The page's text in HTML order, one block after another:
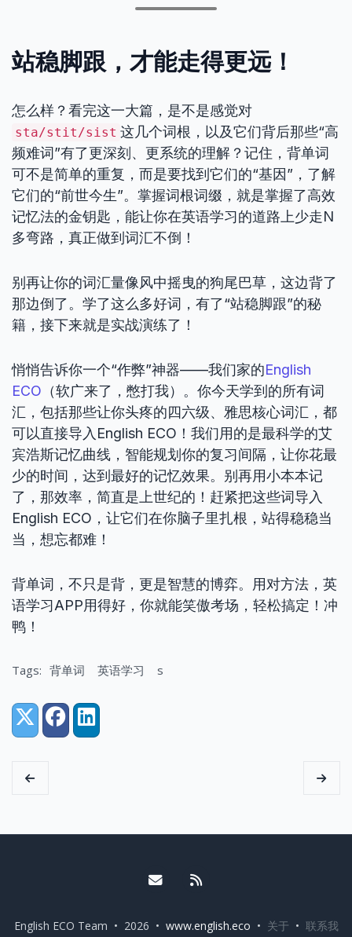
站稳脚跟，才能走得更远！
怎么样？看完这一大篇，是不是感觉对
sta/stit/sist 这几个词根，以及它们背后那些“高
频难词”有了更深刻、更系统的理解？记住，背单词
可不是简单的重复，而是要找到它们的“基因”，了解
它们的“前世今生”。掌握词根词缀，就是掌握了高效
记忆法的金钥匙，能让你在英语学习的道路上少走N
多弯路，真正做到词汇不倒！
别再让你的词汇量像风中摇曳的狗尾巴草，这边背了
那边倒了。学了这么多好词，有了“站稳脚跟”的秘
籍，接下来就是实战演练了！
悄悄告诉你一个“作弊”神器——我们家的English
ECO （软广来了，憋打我）。你今天学到的所有词
汇，包括那些让你头疼的四六级、雅思核心词汇，都
可以直接导入English ECO！我们用的是最科学的艾
宾浩斯记忆曲线，智能规划你的复习间隔，让你花最
少的时间，达到最好的记忆效果。别再用小本本记
了，那效率，简直是上世纪的！赶紧把这些词导入
English ECO，让它们在你脑子里扎根，站得稳稳当
当，想忘都难！
背单词，不只是背，更是智慧的博弈。用对方法，英
语学习APP用得好，你就能笑傲考场，轻松搞定！冲
鸭！
Tags: 背单词 英语学习 s
Share:
X (Twitter)
FacebookLinkedIn
Email me
English ECO Team • 2026 • www.english.eco • 关于 • 联系我